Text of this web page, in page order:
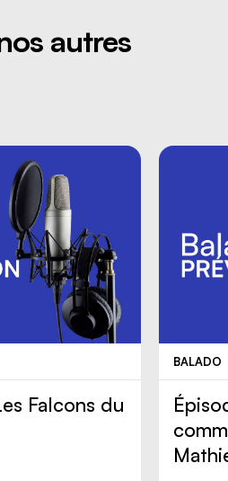
autres
Falcons du
BALADO